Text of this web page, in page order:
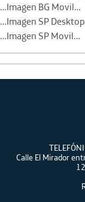
…Imagen BG Movil…
…Imagen SP
…Imagen SP Movil…
Calle El Mirador